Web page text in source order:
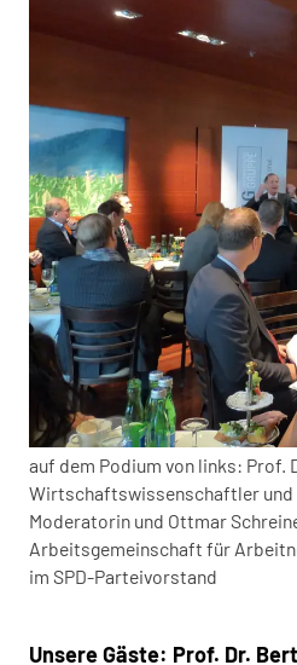
auf dem Podium von links: Prof.
Wirtschaftswissenschaftler und
Moderatorin und Ottmar
Arbeitsgemeinschaft für
im SPD-Parteivorstand
Unsere Gäste: Prof. Dr.